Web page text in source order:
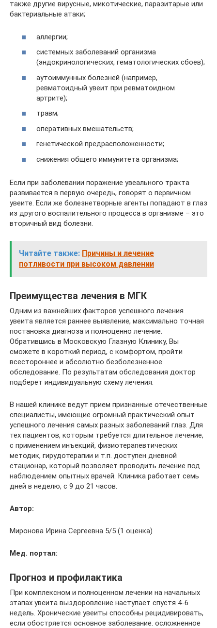
также другие вирусные, микотические, паразитарые или
бактериальные атаки;
аллергии;
системных заболеваний организма
(эндокринологических, гематологических сбоев);
аутоиммунных болезней (например,
ревматоидный увеит при ревматоидном
артрите);
травм;
оперативных вмешательств;
генетической предрасположенности;
снижения общего иммунитета организма;
Если при заболевании поражение увеального тракта
развивается в первую очередь, говорят о первичном
увеите. Если же болезнетворные агенты попадают в глаз
из другого воспалительного процесса в организме – это
вторичный вид болезни.
Читайте также: Причины и лечение
потливости при высоком давлении
Преимущества лечения в МГК
Одним из важнейших факторов успешного лечения
увеита является раннее выявление, максимально точная
постановка диагноза и полноценно лечение.
Обратившись в Московскую Глазную Клинику, Вы
сможете в короткий период, с комфортом, пройти
всестороннее и абсолютно безболезненное
обследование. По результатам обследования доктор
подберет индивидуальную схему лечения.
В нашей клинике ведут прием признанные отечественные
специалисты, имеющие огромный практический опыт
успешного лечения самых разных заболеваний глаз. Для
тех пациентов, которым требуется длительное лечение,
с применением инъекций, физиотерапевтических
методик, гирудотерапии и т.п. доступен дневной
стационар, который позволяет проводить лечение под
наблюдением опытных врачей. Клиника работает семь
дней в неделю, с 9 до 21 часов.
Автор:
Миронова Ирина Сергеевна 5/5 (1 оценка)
Мед. портал:
Прогноз и профилактика
При комплексном и полноценном лечении на начальных
этапах увеита выздоровление наступает спустя 4-6
недель. Хронические увеиты способны рецидивировать,
если обостряется основное заболевание. осложненное